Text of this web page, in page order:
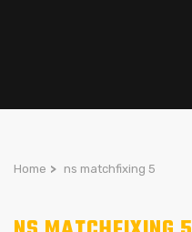
Home > ns matchfixing 5